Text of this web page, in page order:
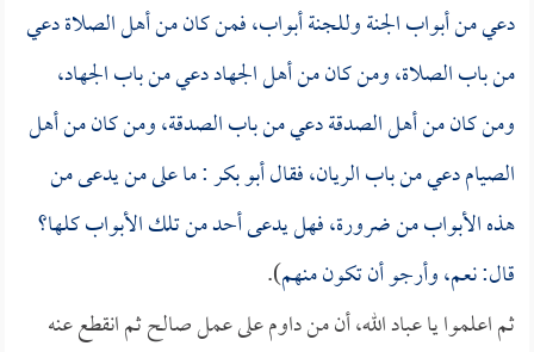
دعي من أبواب الجنة وللجنة أبواب، فمن كان من أهل الصلاة دعي
من باب الصلاة، ومن كان من أهل الجهاد دعي من باب الجهاد،
ومن كان من أهل الصدقة دعي من باب الصدقة، ومن كان من أهل
الصيام دعي من باب الريان، فقالأبو بكر: ما على من يدعى من
هذه الأبواب من ضرورة، فهل يدعى أحد من تلك الأبواب كلها؟
قال: نعم، وأرجو أن تكون منهم).
ثم اعلموا يا عباد الله، أن من داوم على عمل صالح ثم انقطع عنه